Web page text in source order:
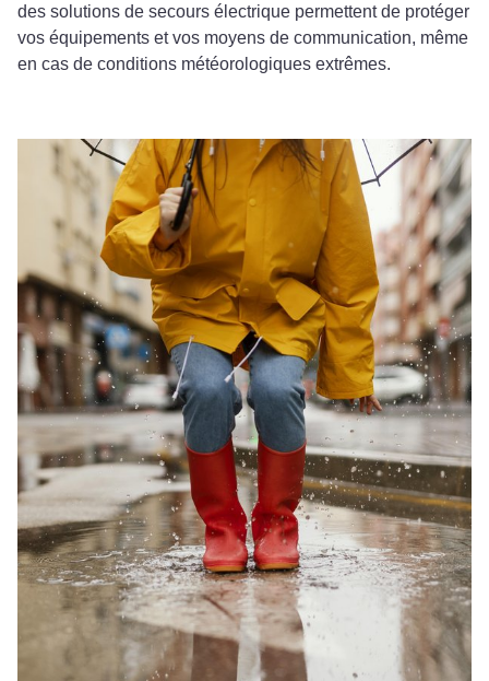
des solutions de secours électrique permettent de protéger
vos équipements et vos moyens de communication, même
en cas de conditions météorologiques extrêmes.